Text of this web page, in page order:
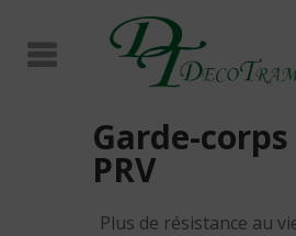
Garde-corps
PRV
Plus de résistance au